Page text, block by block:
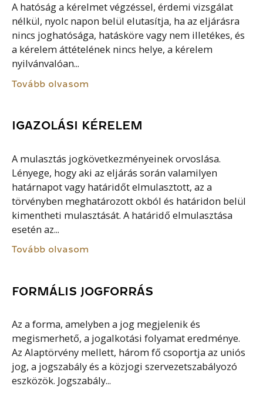
A hatóság a kérelmet végzéssel, érdemi vizsgálat
nélkül, nyolc napon belül elutasítja, ha az eljárásra
nincs joghatósága, hatásköre vagy nem illetékes, és
a kérelem áttételének nincs helye, a kérelem
nyilvánvalóan...
Tovább olvasom
IGAZOLÁSI KÉRELEM
A mulasztás jogkövetkezményeinek orvoslása.
Lényege, hogy aki az eljárás során valamilyen
határnapot vagy határidőt elmulasztott, az a
törvényben meghatározott okból és határidon belül
kimentheti mulasztását. A határidő elmulasztása
esetén az...
Tovább olvasom
FORMÁLIS JOGFORRÁS
Az a forma, amelyben a jog megjelenik és
megismerhető, a jogalkotási folyamat eredménye.
Az Alaptörvény mellett, három fő csoportja az uniós
jog, a jogszabály és a közjogi szervezetszabályozó
eszközök. Jogszabály...